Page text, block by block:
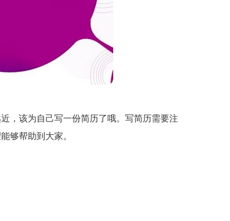
，该为自己写一份简历了哦。写简历需要注
够帮助到大家。